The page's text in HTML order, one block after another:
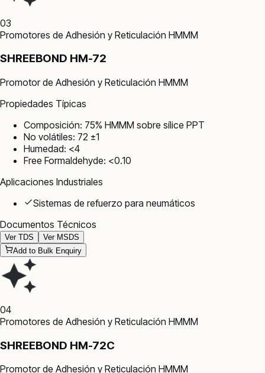
03
Promotores de Adhesión y Reticulación HMMM
SHREEBOND HM-72
Promotor de Adhesión y Reticulación HMMM
Propiedades Típicas
Composición: 75% HMMM sobre sílice PPT
No volátiles: 72 ±1
Humedad: <4
Free Formaldehyde: <0.10
Aplicaciones Industriales
Sistemas de refuerzo para neumáticos
Documentos Técnicos
Ver TDS
Ver MSDS
Add to Bulk Enquiry
04
Promotores de Adhesión y Reticulación HMMM
SHREEBOND HM-72C
Promotor de Adhesión y Reticulación HMMM